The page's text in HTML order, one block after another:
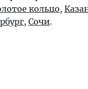
кольцо,
, Сочи.